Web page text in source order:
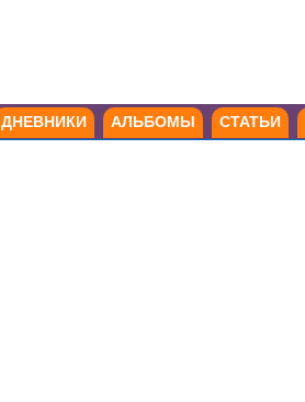
ДНЕВНИКИ АЛЬБОМЫ СТАТЬИ